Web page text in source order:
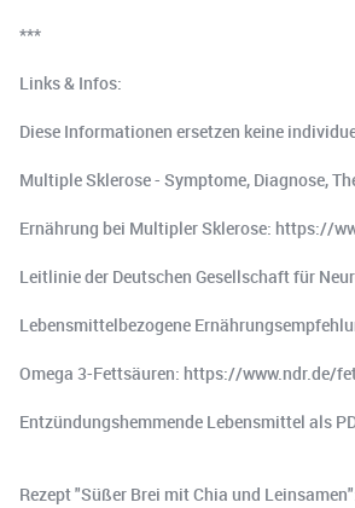
***
Links & Infos:
Diese Informationen ersetzen keine
Multiple Sklerose - Symptome, Diagnose,
Ernährung bei Multipler Sklerose: https://
Leitlinie der Deutschen Gesellschaft für
Lebensmittelbezogene
Omega 3-Fettsäuren: https://www.ndr.de/
Entzündungshemmende Lebensmittel als
Rezept "Süßer Brei mit Chia und